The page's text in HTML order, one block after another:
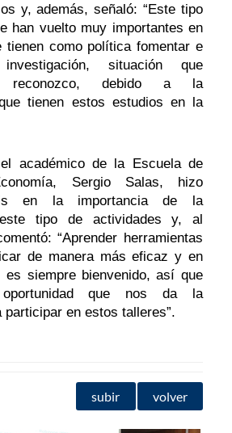
y, además, señaló: “Este tipo
han vuelto muy importantes en
tienen como política fomentar e
situación que
reconozco, debido a la
tienen estos estudios en la
académico de la Escuela de
Sergio Salas, hizo
en la importancia de la
tipo de actividades y, al
“Aprender herramientas
de manera más eficaz y en
es siempre bienvenido, así que
que nos da la
participar en estos talleres”.
subir volver